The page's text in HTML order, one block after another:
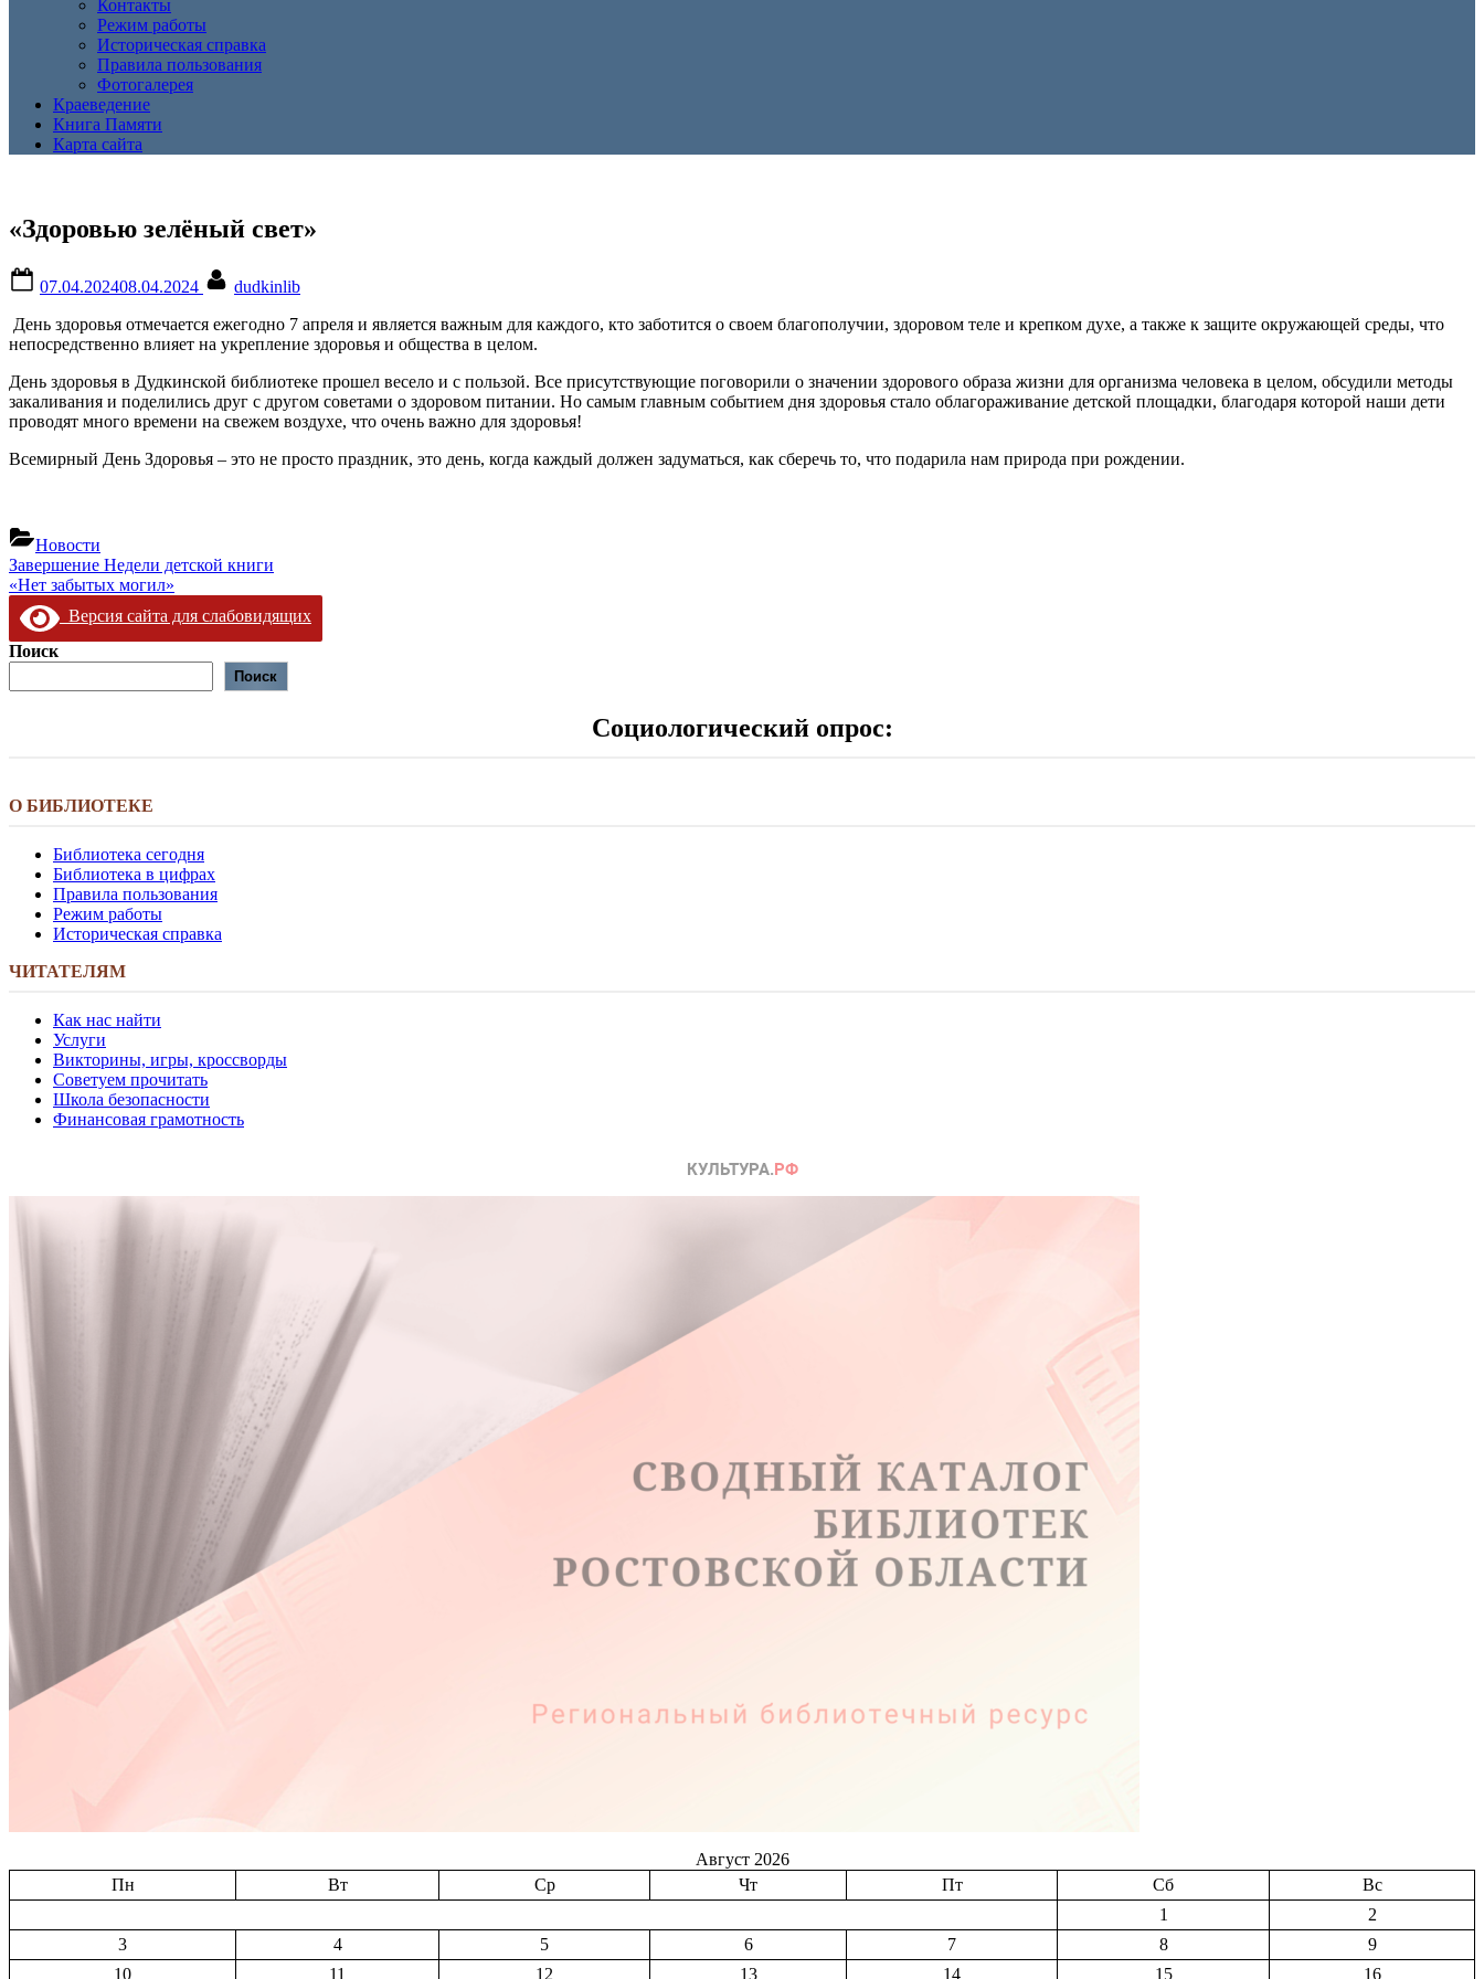
Контакты
Режим работы
Историческая справка
Правила пользования
Фотогалерея
Краеведение
Книга Памяти
Карта сайта
«Здоровью зелёный свет»
on
07.04.202408.04.2024
dudkinlib
День здоровья отмечается ежегодно 7 апреля и является важным для каждого, кто заботится о своем благополучии, здоровом теле и крепком духе, а также к защите окружающей среды, что
непосредственно влияет на укрепление здоровья и общества в целом.
День здоровья в Дудкинской библиотеке прошел весело и с пользой. Все присутствующие поговорили о значении здорового образа жизни для организма человека в целом, обсудили методы
закаливания и поделились друг с другом советами о здоровом питании. Но самым главным событием дня здоровья стало облагораживание детской площадки, благодаря которой наши дети
проводят много времени на свежем воздухе, что очень важно для здоровья!
Всемирный День Здоровья – это не просто праздник, это день, когда каждый должен задуматься, как сберечь то, что подарила нам природа при рождении.
Новости
Навигация
по
записям
Предыдущая
запись:
Завершение Недели детской книги
Следующая
запись:
«Нет забытых могил»
Версия сайта для слабовидящих
Поиск
Поиск
Социологический опрос:
О БИБЛИОТЕКЕ
Библиотека сегодня
Библиотека в цифрах
Правила пользования
Режим работы
Историческая справка
ЧИТАТЕЛЯМ
Как нас найти
Услуги
Викторины, игры, кроссворды
Советуем прочитать
Школа безопасности
Финансовая грамотность
Август 2026
Пн
Вт Ср Чт Пт Сб
Вс
1
2
3
4 5 6 7 8
9
10
11 12 13 14 15
16